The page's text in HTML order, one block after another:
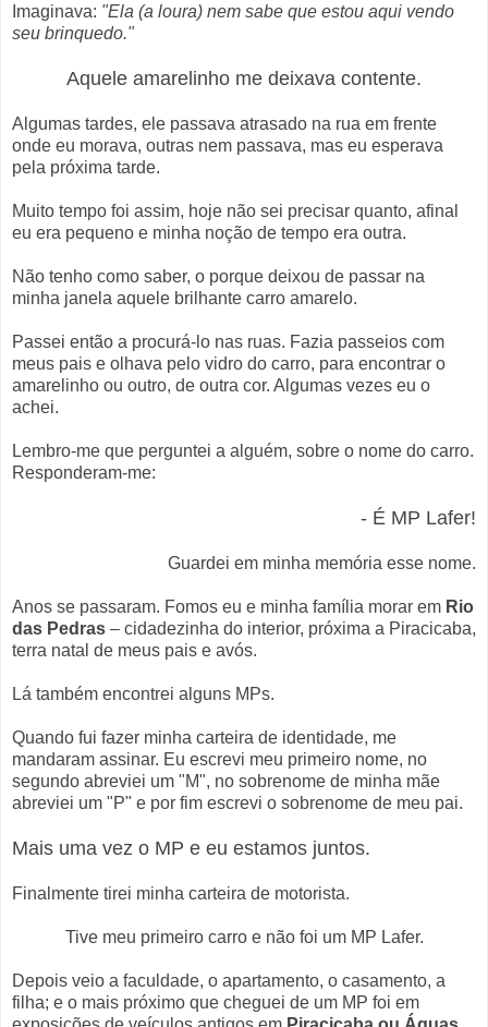
Imaginava: "Ela (a loura) nem sabe que estou aqui vendo
seu brinquedo."
Aquele amarelinho me deixava contente.
Algumas tardes, ele passava atrasado na rua em frente
onde eu morava, outras nem passava, mas eu esperava
pela próxima tarde.
Muito tempo foi assim, hoje não sei precisar quanto, afinal
eu era pequeno e minha noção de tempo era outra.
Não tenho como saber, o porque deixou de passar na
minha janela aquele brilhante carro amarelo.
Passei então a procurá-lo nas ruas. Fazia passeios com
meus pais e olhava pelo vidro do carro, para encontrar o
amarelinho ou outro, de outra cor. Algumas vezes eu o
achei.
Lembro-me que perguntei a alguém, sobre o nome do carro.
Responderam-me:
- É MP Lafer!
Guardei em minha memória esse nome.
Anos se passaram. Fomos eu e minha família morar em Rio
das Pedras – cidadezinha do interior, próxima a Piracicaba,
terra natal de meus pais e avós.
Lá também encontrei alguns MPs.
Quando fui fazer minha carteira de identidade, me
mandaram assinar. Eu escrevi meu primeiro nome, no
segundo abreviei um "M", no sobrenome de minha mãe
abreviei um "P" e por fim escrevi o sobrenome de meu pai.
Mais uma vez o MP e eu estamos juntos.
Finalmente tirei minha carteira de motorista.
Tive meu primeiro carro e não foi um MP Lafer.
Depois veio a faculdade, o apartamento, o casamento, a
filha; e o mais próximo que cheguei de um MP foi em